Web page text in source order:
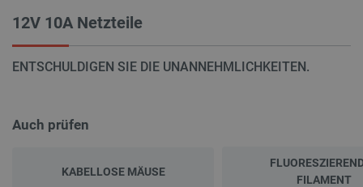
12V 10A Netzteile
ENTSCHULDIGEN SIE DIE UNANNEHMLICHKEITEN.
Auch prüfen
KABELLOSE MÄUSE
FILAMENT